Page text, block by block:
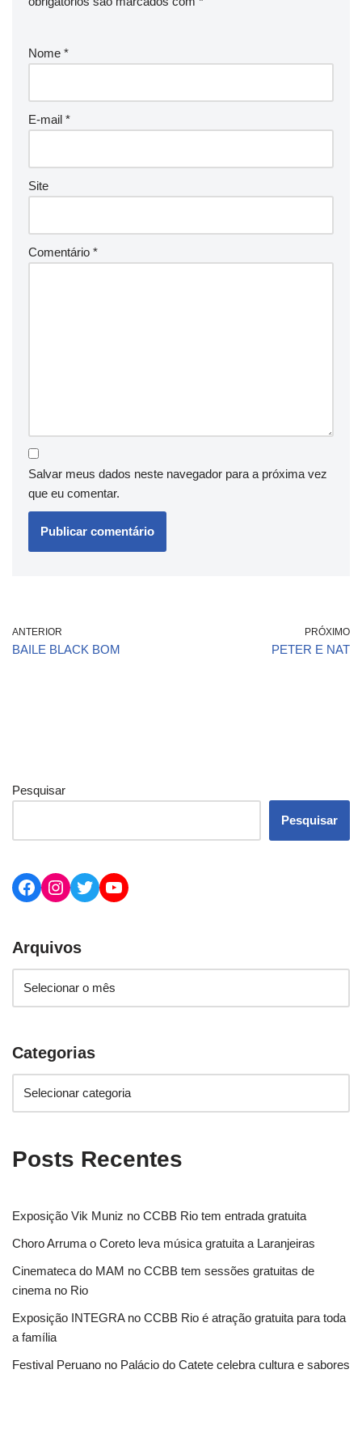
Nome *
E-mail *
Site
Comentário *
Salvar meus dados neste navegador para a próxima vez
que eu comentar.
ANTERIOR
BAILE BLACK BOM
PRÓXIMO
PETER E NAT
Pesquisar
Pesquisar
Arquivos
Categorias
Posts Recentes
Exposição Vik Muniz no CCBB Rio tem entrada gratuita
Choro Arruma o Coreto leva música gratuita a Laranjeiras
Cinemateca do MAM no CCBB tem sessões gratuitas de
cinema no Rio
Exposição INTEGRA no CCBB Rio é atração gratuita para toda
a família
Festival Peruano no Palácio do Catete celebra cultura e sabores